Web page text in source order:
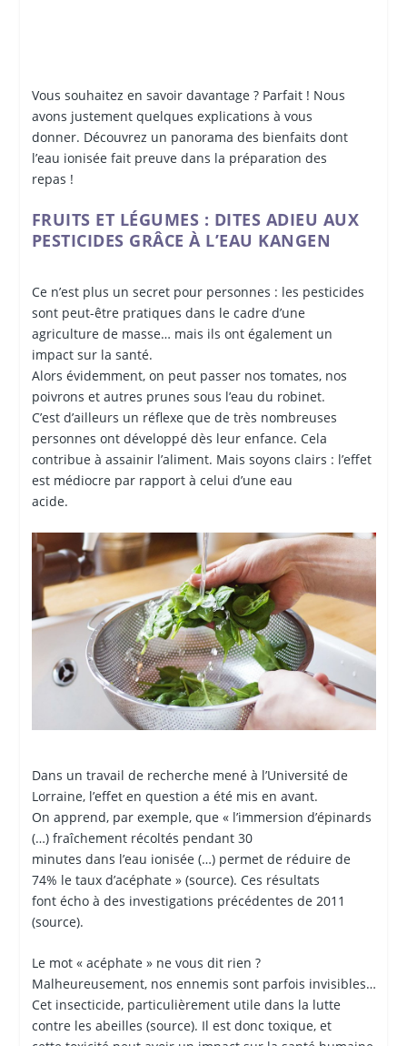
Vous souhaitez en savoir davantage ? Parfait ! Nous
avons justement quelques explications à vous
donner. Découvrez un panorama des bienfaits dont
l’eau ionisée fait preuve dans la préparation des
repas !
FRUITS ET LÉGUMES : DITES ADIEU AUX
PESTICIDES GRÂCE À L’EAU KANGEN
Ce n’est plus un secret pour personnes : les pesticides
sont peut-être pratiques dans le cadre d’une
agriculture de masse… mais ils ont également un
impact sur la santé.
Alors évidemment, on peut passer nos tomates, nos
poivrons et autres prunes sous l’eau du robinet.
C’est d’ailleurs un réflexe que de très nombreuses
personnes ont développé dès leur enfance. Cela
contribue à assainir l’aliment. Mais soyons clairs : l’effet
est médiocre par rapport à celui d’une eau
acide.
Dans un travail de recherche mené à l’Université de
Lorraine, l’effet en question a été mis en avant.
On apprend, par exemple, que « l’immersion d’épinards
(…) fraîchement récoltés pendant 30
minutes dans l’eau ionisée (…) permet de réduire de
74% le taux d’acéphate » (source). Ces résultats
font écho à des investigations précédentes de 2011
(source).
Le mot « acéphate » ne vous dit rien ?
Malheureusement, nos ennemis sont parfois invisibles…
Cet insecticide, particulièrement utile dans la lutte
contre les abeilles (source). Il est donc toxique, et